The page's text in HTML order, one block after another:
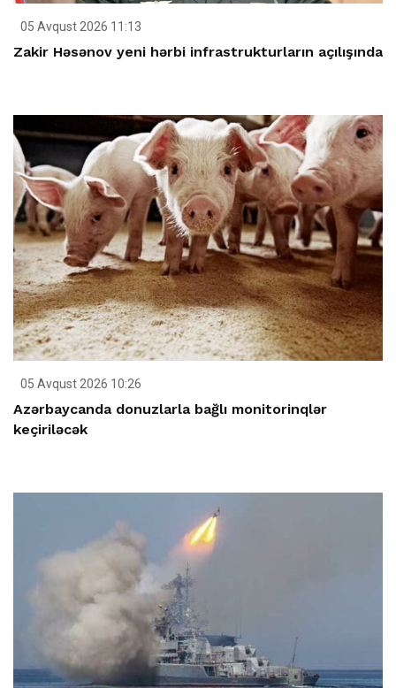
05 Avqust 2026 11:13
Zakir Həsənov yeni hərbi infrastrukturların açılışında
05 Avqust 2026 10:26
Azərbaycanda donuzlarla bağlı monitorinqlər
keçiriləcək